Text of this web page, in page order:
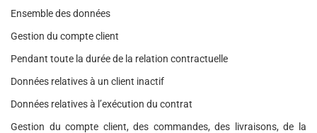
Ensemble des données
Gestion du compte client
Pendant toute la durée de la relation contractuelle
Données relatives à un client inactif
Données relatives à l’exécution du contrat
Gestion du compte client, des commandes, des livraisons, de la